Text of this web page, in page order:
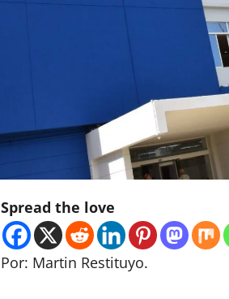
Spread the love
Por: Martin Restituyo.